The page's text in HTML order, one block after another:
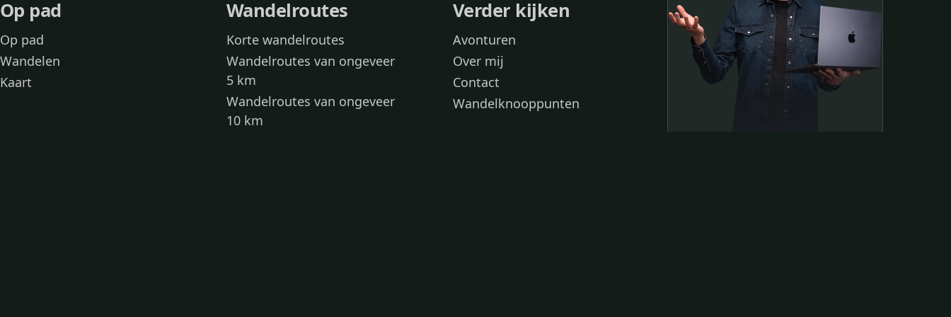
Op pad
Op pad
Wandelen
Kaart
Wandelroutes
Korte wandelroutes
Wandelroutes van ongeveer
5 km
Wandelroutes van ongeveer
10 km
Verder kijken
Avonturen
Over mij
Contact
Wandelknooppunten